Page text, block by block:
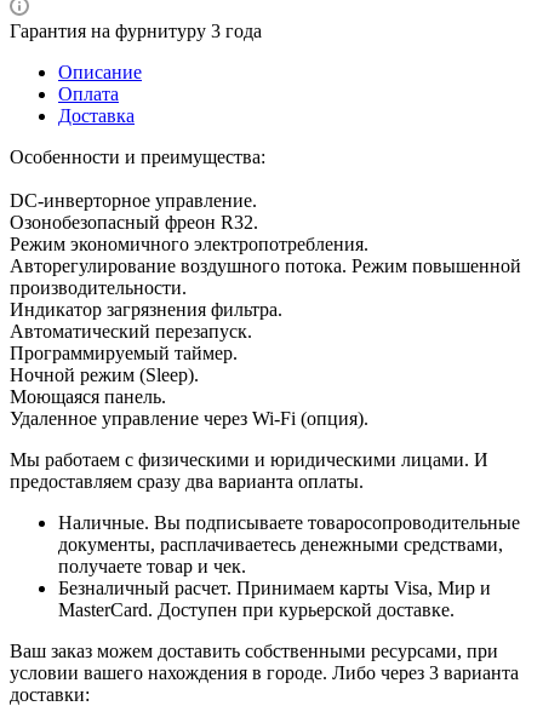
Гарантия на фурнитуру 3 года
Описание
Оплата
Доставка
Особенности и преимущества:
DC-инверторное управление.
Озонобезопасный фреон R32.
Режим экономичного электропотребления.
Авторегулирование воздушного потока. Режим повышенной
производительности.
Индикатор загрязнения фильтра.
Автоматический перезапуск.
Программируемый таймер.
Ночной режим (Sleep).
Моющаяся панель.
Удаленное управление через Wi-Fi (опция).
Мы работаем с физическими и юридическими лицами. И
предоставляем сразу два варианта оплаты.
Наличные. Вы подписываете товаросопроводительные
документы, расплачиваетесь денежными средствами,
получаете товар и чек.
Безналичный расчет. Принимаем карты Visa, Мир и
MasterCard. Доступен при курьерской доставке.
Ваш заказ можем доставить собственными ресурсами, при
условии вашего нахождения в городе. Либо через 3 варианта
доставки: